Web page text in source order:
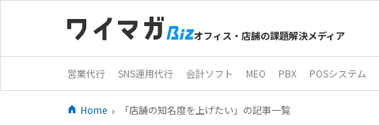
オフィス・店舗の課題解決メディア
営業代行 SNS運用代行 会計ソフト MEO PBX POSシステム
Home 「店舗の知名度を上げたい」の記事一覧